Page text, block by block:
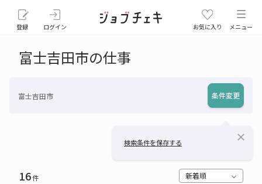
登録 ログイン お気に入り メニュー
富士吉田市の仕事
富士吉田市 条件変更
検索条件を保存する close
16件 新着順